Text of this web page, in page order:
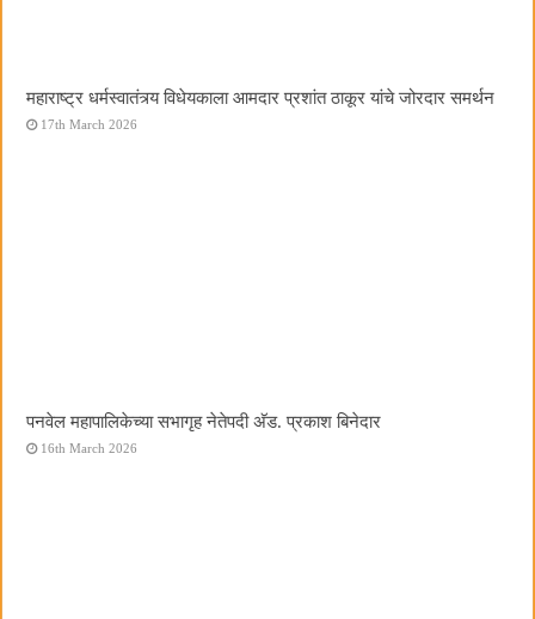
महाराष्ट्र धर्मस्वातंत्र्य विधेयकाला आमदार प्रशांत ठाकूर यांचे जोरदार समर्थन
17th March 2026
पनवेल महापालिकेच्या सभागृह नेतेपदी अ‍ॅड. प्रकाश बिनेदार
16th March 2026